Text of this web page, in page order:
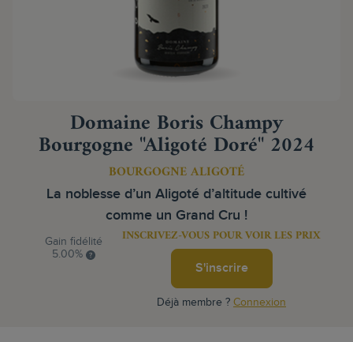
Domaine Boris Champy
Bourgogne "Aligoté Doré" 2024
BOURGOGNE ALIGOTÉ
La noblesse d’un Aligoté d’altitude cultivé
comme un Grand Cru !
Gain fidélité
5.00%
INSCRIVEZ-VOUS POUR VOIR LES PRIX
S'inscrire
Déjà membre ? Connexion